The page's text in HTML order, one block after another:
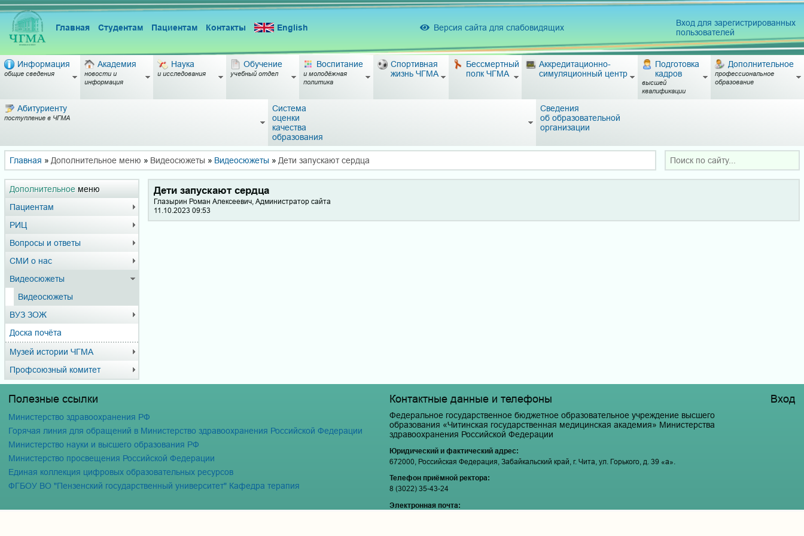
Главная Студентам Пациентам Контакты English Версия сайта для слабовидящих
Вход для зарегистрированных
пользователей
Информация
общие сведения
Академия
новости и
информация
Наука
и исследования
Обучение
учебный отдел
Воспитание
и молодёжная
политика
Спортивная
жизнь ЧГМА
Бессмертный
полк ЧГМА
Аккредитационно-
симуляционный центр
Подготовка
кадров
высшей
квалификации
Дополнительное
профессиональное
образование
Абитуриенту
поступление в ЧГМА
Система
оценки
качества
образования
Сведения
об образовательной
организации
Главная » Дополнительное меню » Видеосюжеты » Видеосюжеты » Дети запускают сердца
Дополнительное меню
Пациентам
РИЦ
Вопросы и ответы
СМИ о нас
Видеосюжеты
Видеосюжеты
ВУЗ ЗОЖ
Доска почёта
Музей истории ЧГМА
Профсоюзный комитет
Дети запускают сердца
Глазырин Роман Алексеевич, Администратор сайта
11.10.2023 09:53
Полезные ссылки
Министерство здравоохранения РФ
Горячая линия для обращений в Министерство здравоохранения Российской Федерации
Министерство науки и высшего образования РФ
Министерство просвещения Российской Федерации
Единая коллекция цифровых образовательных ресурсов
ФГБОУ ВО "Пензенский государственный университет" Кафедра терапия
Контактные данные и телефоны
Федеральное государственное бюджетное образовательное учреждение высшего
образования «Читинская государственная медицинская академия» Министерства
здравоохранения Российской Федерации
Юридический и фактический адрес:
672000, Российская Федерация, Забайкальский край, г. Чита, ул. Горького, д. 39 «а».
Телефон приёмной ректора:
8 (3022) 35-43-24
Электронная почта:
Вход